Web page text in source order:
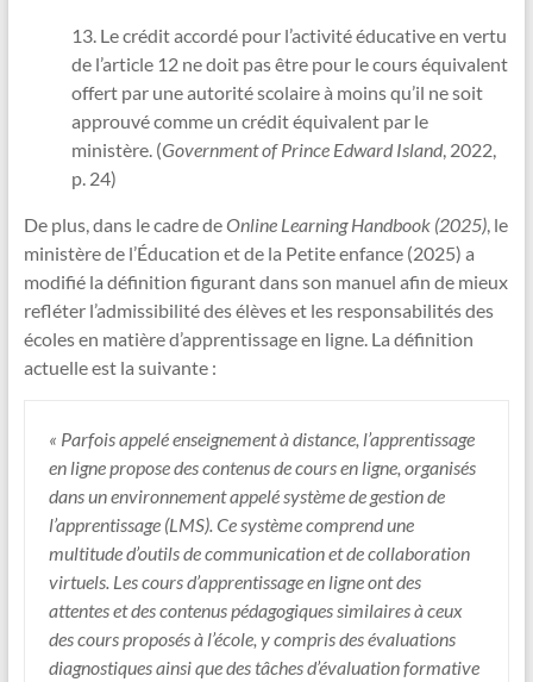
13. Le crédit accordé pour l’activité éducative en vertu
de l’article 12 ne doit pas être pour le cours équivalent
offert par une autorité scolaire à moins qu’il ne soit
approuvé comme un crédit équivalent par le
ministère. (Government of Prince Edward Island, 2022,
p. 24)
De plus, dans le cadre deOnline Learning Handbook (2025), le
ministère de l’Éducation et de la Petite enfance (2025) a
modifié la définition figurant dans son manuel afin de mieux
refléter l’admissibilité des élèves et les responsabilités des
écoles en matière d’apprentissage en ligne. La définition
actuelle est la suivante :
« Parfois appelé enseignement à distance, l’apprentissage
en ligne propose des contenus de cours en ligne, organisés
dans un environnement appelé système de gestion de
l’apprentissage (LMS). Ce système comprend une
multitude d’outils de communication et de collaboration
virtuels. Les cours d’apprentissage en ligne ont des
attentes et des contenus pédagogiques similaires à ceux
des cours proposés à l’école, y compris des évaluations
diagnostiques ainsi que des tâches d’évaluation formative